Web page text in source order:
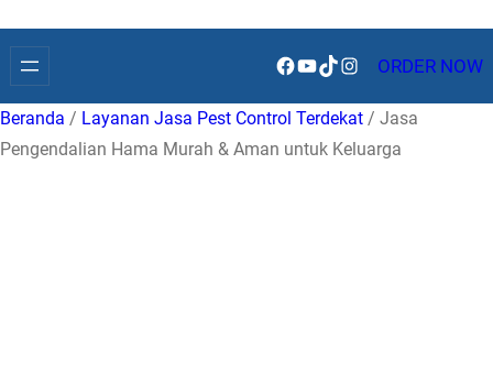
Facebook
YouTube
TikTokInstagramORDER NOW
Beranda / Layanan Jasa Pest Control Terdekat / Jasa
Pengendalian Hama Murah & Aman untuk Keluarga